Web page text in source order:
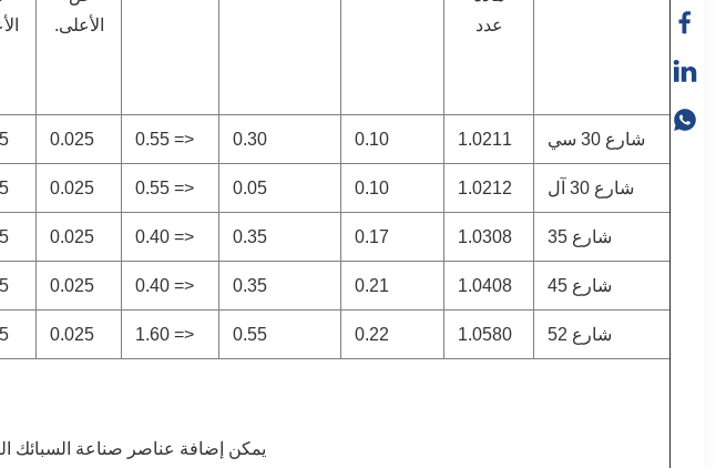
عدد
الأعلى.
شارع 30 سي 1.0211
0.10
0.30
<= 0.55
0.025
شارع 30 آل 1.0212
0.10
0.05
<= 0.55
0.025
شارع 35 1.0308
0.17
0.35
<= 0.40
0.025
شارع 45 1.0408
0.21
0.35
<= 0.40
0.025
شارع 52 1.0580
0.22
0.55
<= 1.60
0.025
يمكن إضافة عناصر صناعة السبائك